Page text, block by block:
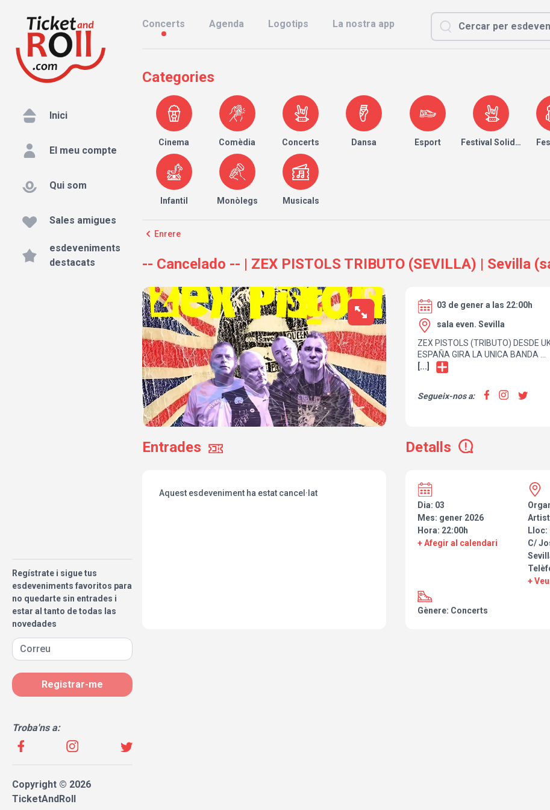
Inici
El meu compte
Qui som
Sales amigues
esdeveniments
destacats
Regístrate i sigue tus
esdeveniments favoritos para
no quedarte sin entrades i
estar al tanto de todas las
novedades
Registrar-me
Troba'ns a:
Copyright © 2026
TicketAndRoll
Concerts Agenda Logotips La nostra app
Categories
Cinema Comèdia Concerts Dansa Esport Festival Solidari
Infantil Monòlegs Musicals
Enrere
-- Cancelado -- | ZEX PISTOLS TRIBUTO (SEVILLA) | Sevilla
03 de gener a las 22:00h
sala even. Sevilla
ZEX PISTOLS (TRIBUTO) DESDE
ESPAÑA GIRA LA UNICA BANDA
EN ESPAÑA DE TRIBUTO A SEX
DE LIARLA NO TE DEJARA NO
DE BANDA,
[...]
Segueix-nos a:
Entrades Detalls
Aquest esdeveniment ha estat cancel·lat
Dia: 03
Mes: gener 2026
Hora: 22:00h
+ Afegir al calendari
Lloc:
C/
+
Gènere: Concerts